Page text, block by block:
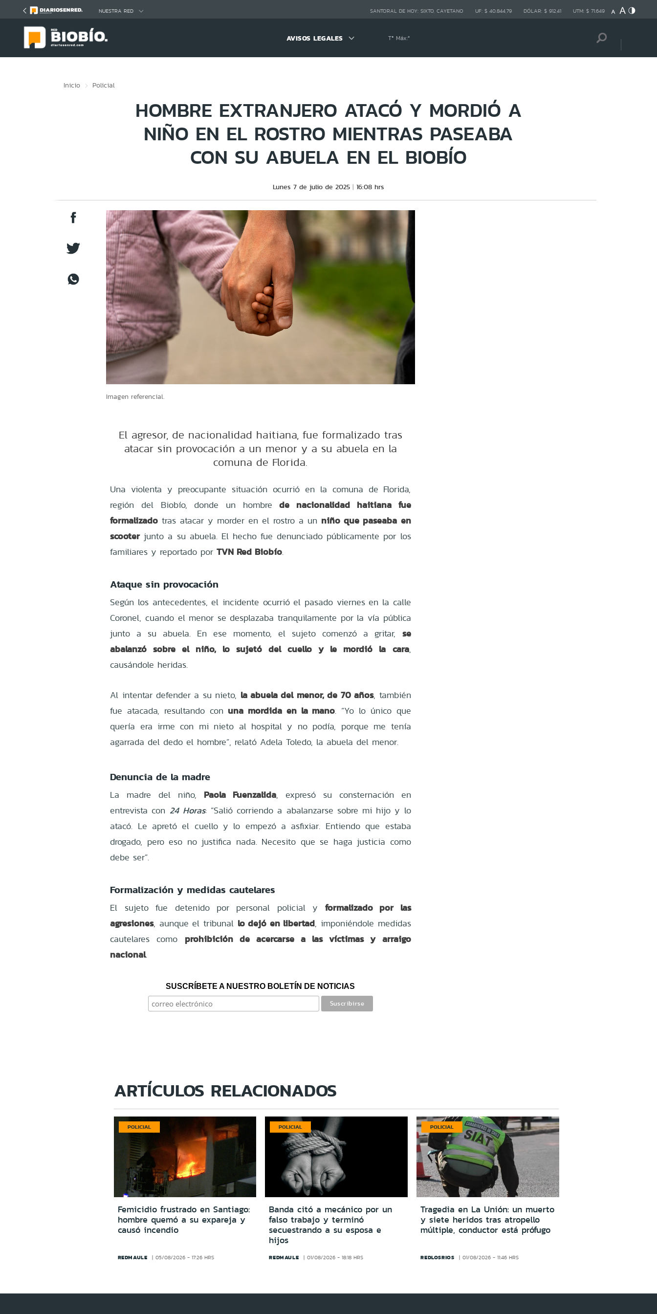
NUESTRA RED SANTORAL DE HOY: SIXTO, CAYETANO UF: $ 40.844,79 DÓLAR: $ 912,41 UTM: $ 71.649
AVISOS LEGALES Tª Máx:º
Inicio Policial
HOMBRE EXTRANJERO ATACÓ Y MORDIÓ A
NIÑO EN EL ROSTRO MIENTRAS PASEABA
CON SU ABUELA EN EL BIOBÍO
Lunes 7 de julio de 2025 16:08 hrs
Imagen referencial.
El agresor, de nacionalidad haitiana, fue formalizado tras
atacar sin provocación a un menor y a su abuela en la
comuna de Florida.
Una violenta y preocupante situación ocurrió en la comuna de Florida,
región del Biobío, donde un hombrede nacionalidad haitiana fue
formalizado tras atacar y morder en el rostro a un niño que paseaba en
scooterjunto a su abuela. El hecho fue denunciado públicamente por los
familiares y reportado porTVN Red Biobío.
Ataque sin provocación
Según los antecedentes, el incidente ocurrió el pasado viernes en la calle
Coronel, cuando el menor se desplazaba tranquilamente por la vía pública
junto a su abuela. En ese momento, el sujeto comenzó a gritar, se
abalanzó sobre el niño, lo sujetó del cuello y le mordió la cara,
causándole heridas.
Al intentar defender a su nieto, la abuela del menor, de 70 años, también
fue atacada, resultando con una mordida en la mano. “Yo lo único que
quería era irme con mi nieto al hospital y no podía, porque me tenía
agarrada del dedo el hombre”, relató Adela Toledo, la abuela del menor.
Denuncia de la madre
La madre del niño, Paola Fuenzalida, expresó su consternación en
entrevista con 24 Horas: “Salió corriendo a abalanzarse sobre mi hijo y lo
atacó. Le apretó el cuello y lo empezó a asfixiar. Entiendo que estaba
drogado, pero eso no justifica nada. Necesito que se haga justicia como
debe ser”.
Formalización y medidas cautelares
El sujeto fue detenido por personal policial y formalizado por las
agresiones, aunque el tribunal lo dejó en libertad, imponiéndole medidas
cautelares como prohibición de acercarse a las víctimas y arraigo
nacional.
SUSCRÍBETE A NUESTRO BOLETÍN DE NOTICIAS
ARTÍCULOS RELACIONADOS
POLICIAL
Femicidio frustrado en Santiago:
hombre quemó a su expareja y
causó incendio
REDMAULE 05/08/2026 - 17:26 HRS
POLICIAL
Banda citó a mecánico por un
falso trabajo y terminó
secuestrando a su esposa e
hijos
REDMAULE 01/08/2026 - 18:18 HRS
POLICIAL
Tragedia en La Unión: un muerto
y siete heridos tras atropello
múltiple, conductor está prófugo
REDLOSRIOS 01/08/2026 - 11:46 HRS